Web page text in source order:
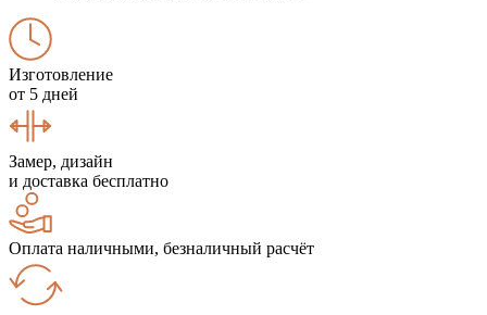
Изготовление
от 5 дней
Замер, дизайн
и доставка бесплатно
Оплата наличными, безналичный расчёт